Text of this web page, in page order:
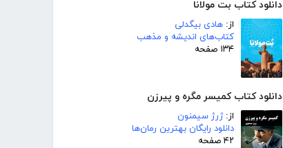
دانلود کتاب بت مولانا
از: هادی بیگدلی
کتاب‌های اندیشه و مذهب
۱۳۴ صفحه
دانلود کتاب کمیسر مگره و پیرزن
از:ژرژ سیمنون
دانلود رایگان بهترین رمان‌ها
۴۲ صفحه